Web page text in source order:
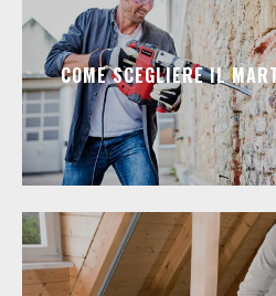
COME SCEGLIERE IL